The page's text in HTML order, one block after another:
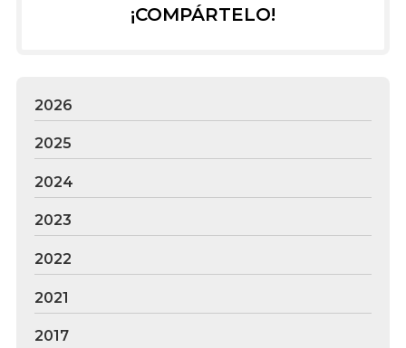
¡COMPÁRTELO!
2026
2025
2024
2023
2022
2021
2017